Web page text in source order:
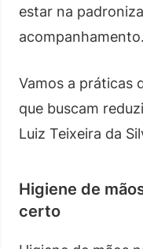
estar na
acompanhamento.
Vamos a práticas
que buscam
Luiz Teixeira da
Higiene de
certo